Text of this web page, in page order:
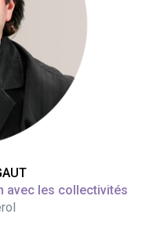
avec les collectivités